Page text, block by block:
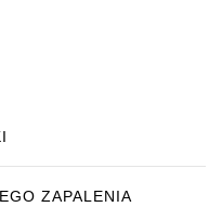
ZAPALENIA